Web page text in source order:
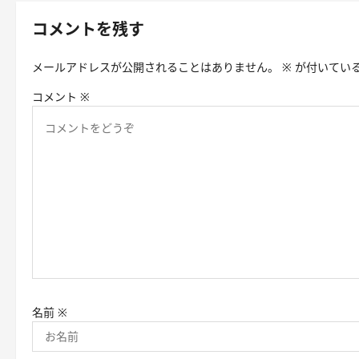
ゲ
ョ
コメントを残す
メールアドレスが公開されることはありません。 ※ が付いてい
コメント ※
名前 ※